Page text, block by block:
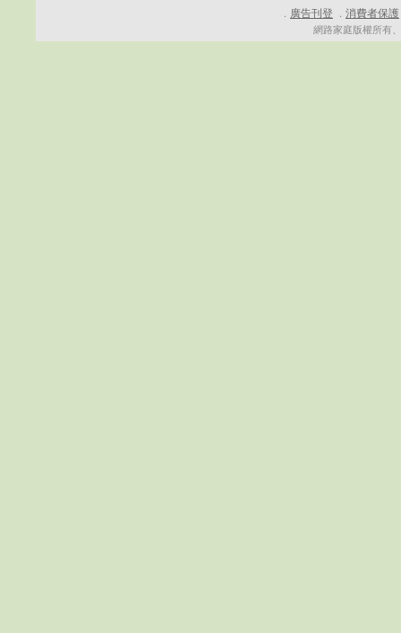
． 廣告刊登 ． 消費者保護
網路家庭版權所有